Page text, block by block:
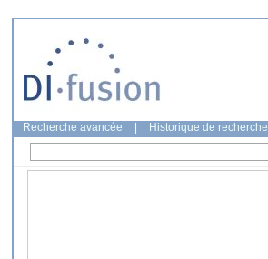
Recherche avancée Historique de recherche